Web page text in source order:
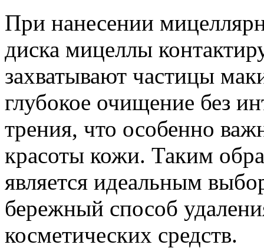
При нанесении
диска мицеллы
захватывают частицы
глубокое очищение без
трения, что особенно
красоты кожи. Таким
является идеальным
бережный способ
косметических средств.